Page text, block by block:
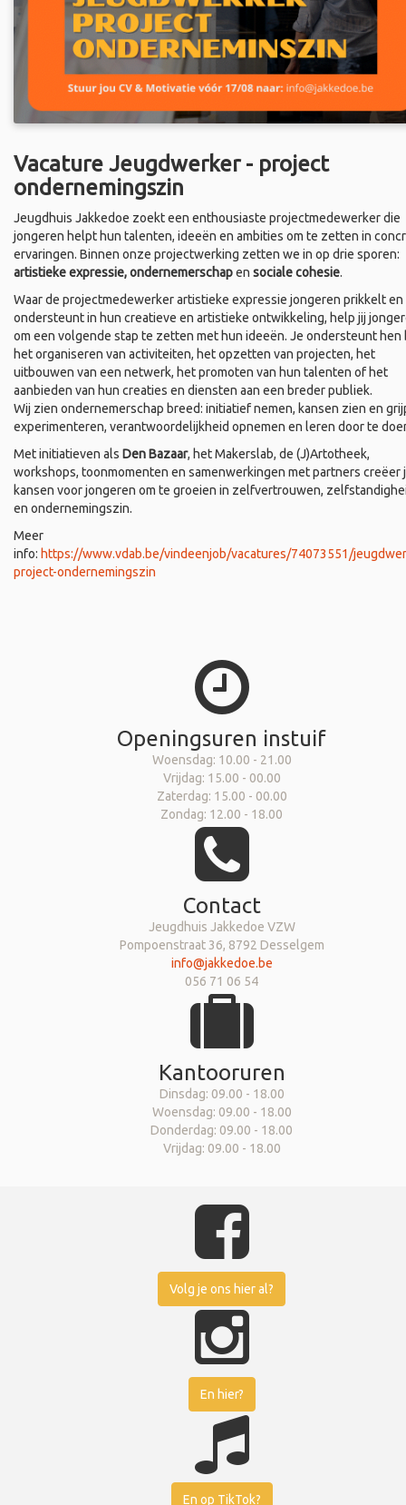
Vacature Jeugdwerker - project
ondernemingszin
Jeugdhuis Jakkedoe zoekt een enthousiaste projectmedewerker die
jongeren helpt hun talenten, ideeën en ambities om te zetten in
ervaringen. Binnen onze projectwerking zetten we in op drie sporen:
artistieke expressie, ondernemerschapen sociale cohesie.
Waar de projectmedewerker artistieke expressie jongeren prikkelt en
ondersteunt in hun creatieve en artistieke ontwikkeling, help jij
om een volgende stap te zetten met hun ideeën. Je ondersteunt hen
het organiseren van activiteiten, het opzetten van projecten, het
uitbouwen van een netwerk, het promoten van hun talenten of het
aanbieden van hun creaties en diensten aan een breder publiek.
Wij zien ondernemerschap breed: initiatief nemen, kansen zien en
experimenteren, verantwoordelijkheid opnemen en leren door te
Met initiatieven als Den Bazaar, het Makerslab, de (J)Artotheek,
workshops, toonmomenten en samenwerkingen met partners creëer
kansen voor jongeren om te groeien in zelfvertrouwen,
en ondernemingszin.
Meer
info: https://www.vdab.be/vindeenjob/vacatures/74073551/
project-ondernemingszin
Openingsuren instuif
Woensdag: 10.00 - 21.00
Vrijdag: 15.00 - 00.00
Zaterdag: 15.00 - 00.00
Zondag: 12.00 - 18.00
Contact
Jeugdhuis Jakkedoe VZW
Pompoenstraat 36, 8792 Desselgem
info@jakkedoe.be
056 71 06 54
Kantooruren
Dinsdag: 09.00 - 18.00
Woensdag: 09.00 - 18.00
Donderdag: 09.00 - 18.00
Vrijdag: 09.00 - 18.00
Volg je ons hier al?
En hier?
En op TikTok?